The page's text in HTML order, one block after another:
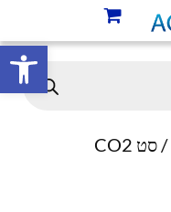
פתח
/ סט CO2